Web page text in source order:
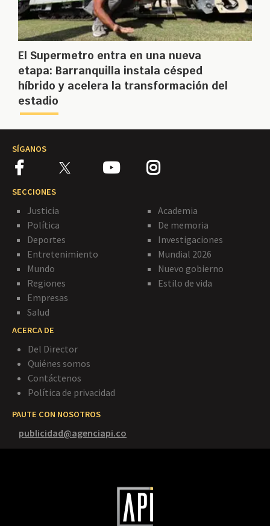
El Supermetro entra en una nueva
etapa: Barranquilla instala césped
híbrido y acelera la transformación del
estadio
SÍGANOS
SECCIONES
Justicia
Política
Deportes
Entretenimiento
Mundo
Regiones
Empresas
Salud
Academia
De memoria
Investigaciones
Mundial 2026
Nuevo gobierno
Estilo de vida
ACERCA DE
Del Director
Quiénes somos
Contáctenos
Política de privacidad
PAUTE CON NOSOTROS
publicidad@agenciapi.co